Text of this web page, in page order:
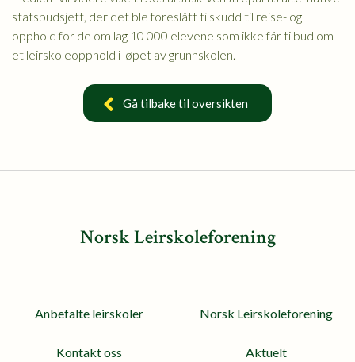
statsbudsjett, der det ble foreslått tilskudd til reise- og
opphold for de om lag 10 000 elevene som ikke får tilbud om
et leirskoleopphold i løpet av grunnskolen.
Gå tilbake til oversikten
Norsk Leirskoleforening
Anbefalte leirskoler Norsk Leirskoleforening
Kontakt oss Aktuelt